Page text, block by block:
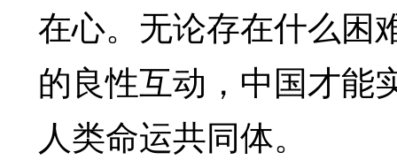
在心。无论存在什么困
的良性互动，中国才能
人类命运共同体。